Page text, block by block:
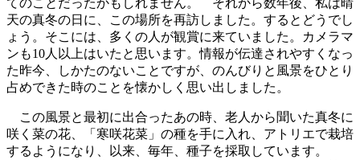
てのことだったかもしれません。 それから数年後、私は晴
天の真冬の日に、この場所を再訪しました。するとどうでし
ょう。そこには、多くの人が観賞に来ていました。カメラマ
ンも10人以上はいたと思います。情報が伝達されやすくなっ
た昨今、しかたのないことですが、のんびりと風景をひとり
占めできた時のことを懐かしく思い出しました。
この風景と最初に出合ったあの時、老人から聞いた真冬に
咲く菜の花、「寒咲花菜」の種を手に入れ、アトリエで栽培
するようになり、以来、毎年、種子を採取しています。